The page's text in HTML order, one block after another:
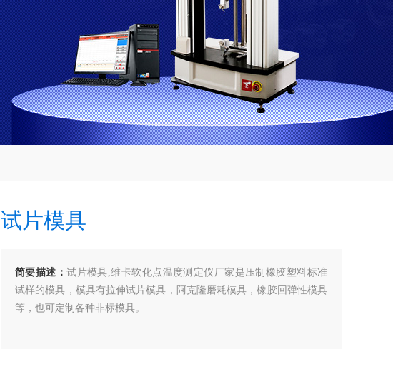
试片模具
简要描述：试片模具,维卡软化点温度测定仪厂家是压制橡胶塑料标准
试样的模具，模具有拉伸试片模具，阿克隆磨耗模具，橡胶回弹性模具
等，也可定制各种非标模具。